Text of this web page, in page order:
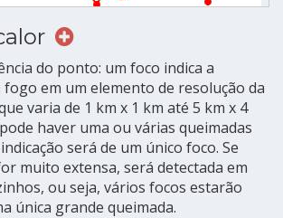
do ponto: um foco indica a
fogo em um elemento de resolução da
varia de 1 km x 1 km até 5 km x 4
haver uma ou várias queimadas
será de um único foco. Se
muito extensa, será detectada em
ou seja, vários focos estarão
única grande queimada.